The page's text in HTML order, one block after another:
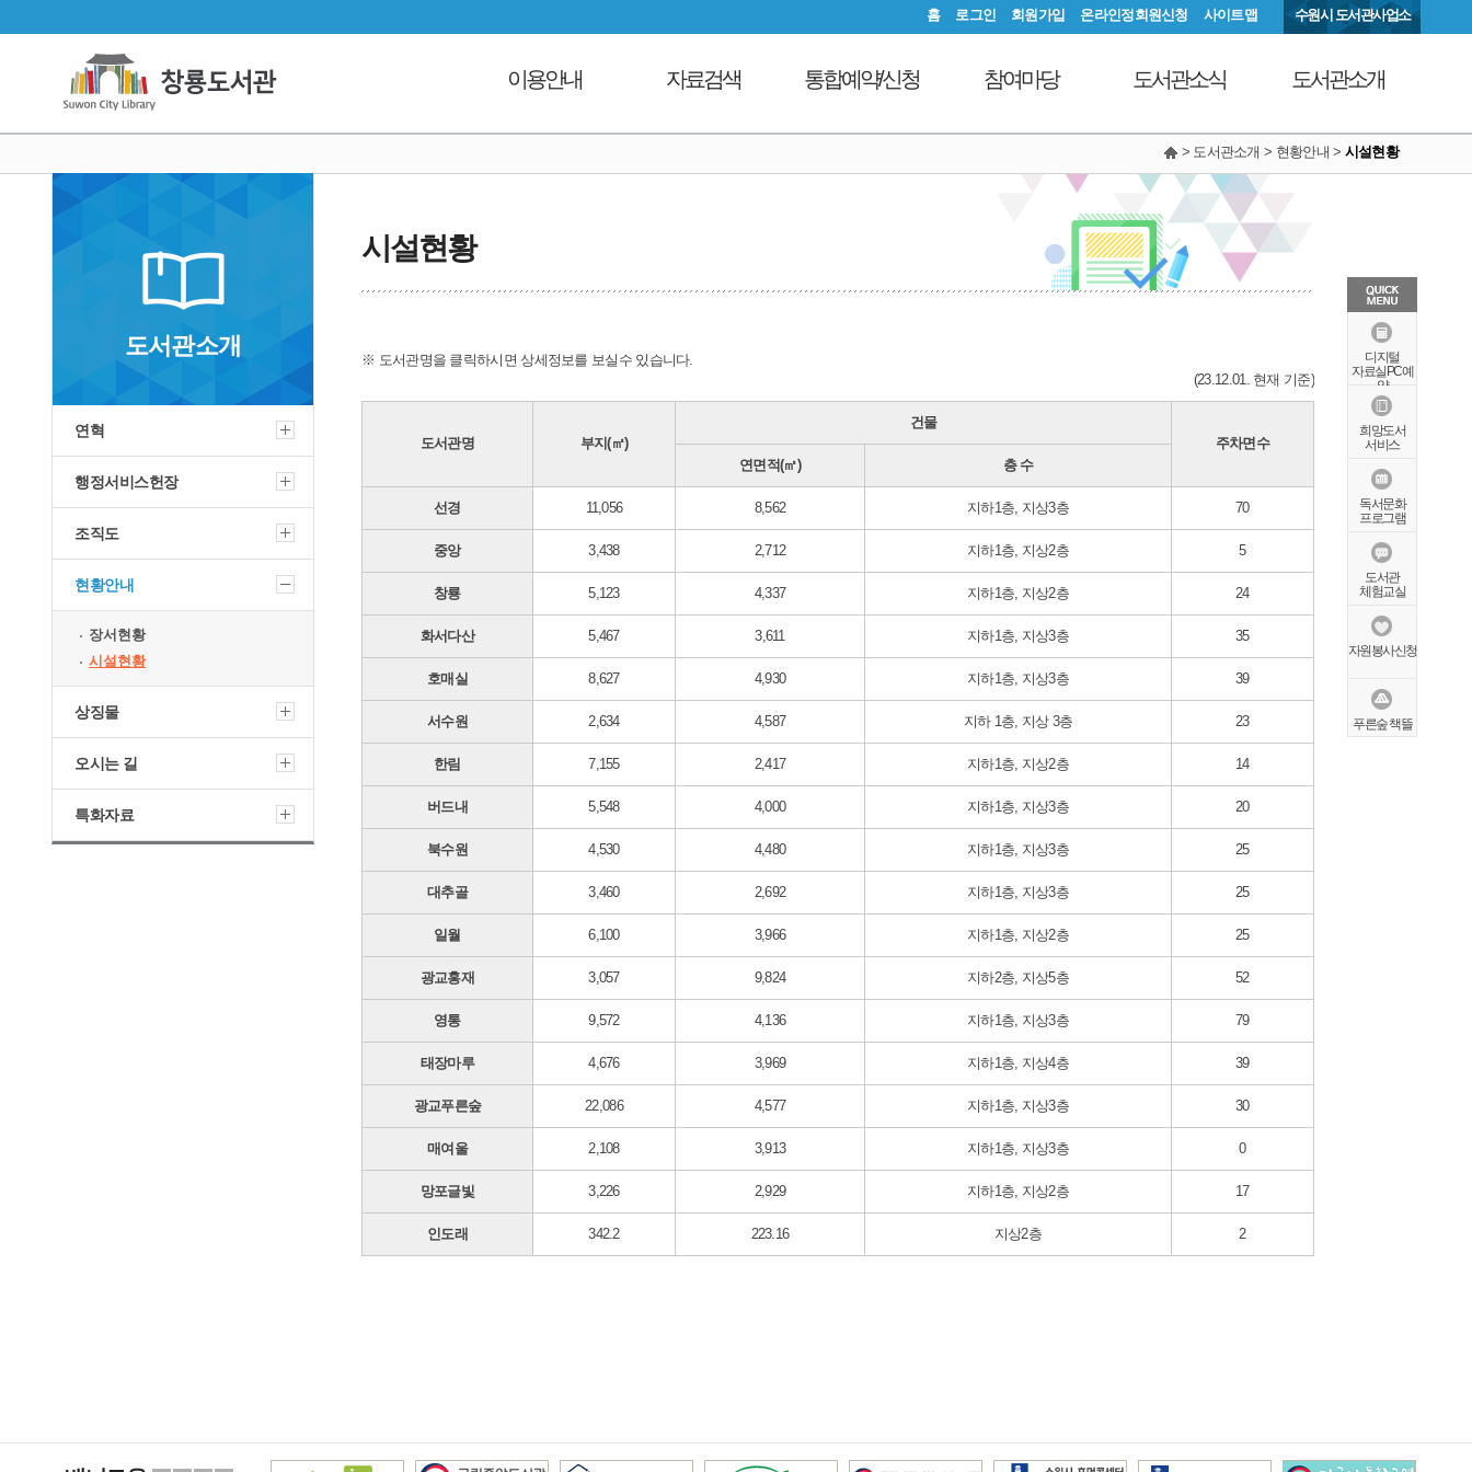
홈 로그인 회원가입 온라인정회원신청 사이트맵 수원시 도서관사업소
이용안내
자료기증
FAQ
자료검색
추천도서
희망도서신청
통합예약/신청
열람실좌석현황
참여마당 도서관소식
공지사항
공개자료실
도서관소개
연혁
도서관소개
연혁
행정서비스헌장
조직도
현황안내
장서현황
시설현황
상징물
오시는 길
특화자료
> 도서관소개 > 현황안내 > 시설현황
시설현황
※ 도서관명을 클릭하시면 상세정보를 보실수 있습니다.
(23.12.01. 현재 기준)
도서관명 부지(㎡)
건물
주차면수
연면적(㎡)
층 수
선경 11,056 8,562 지하1층, 지상3층 70
중앙 3,438 2,712 지하1층, 지상2층 5
창룡 5,123 4,337 지하1층, 지상2층 24
화서다산 5,467 3,611 지하1층, 지상3층 35
호매실 8,627 4,930 지하1층, 지상3층 39
서수원 2,634 4,587 지하 1층, 지상 3층 23
한림 7,155 2,417 지하1층, 지상2층 14
버드내 5,548 4,000 지하1층, 지상3층 20
북수원 4,530 4,480 지하1층, 지상3층 25
대추골 3,460 2,692 지하1층, 지상3층 25
일월 6,100 3,966 지하1층, 지상2층 25
광교홍재 3,057 9,824 지하2층, 지상5층 52
영통 9,572 4,136 지하1층, 지상3층 79
태장마루 4,676 3,969 지하1층, 지상4층 39
광교푸른숲 22,086 4,577 지하1층, 지상3층 30
매여울 2,108 3,913 지하1층, 지상3층 0
망포글빛 3,226 2,929 지하1층, 지상2층 17
인도래 342.2 223.16 지상2층 2
디지털
자료실PC예
약
희망도서
서비스
독서문화
프로그램
도서관
체험교실
자원봉사신청
푸른숲 책뜰